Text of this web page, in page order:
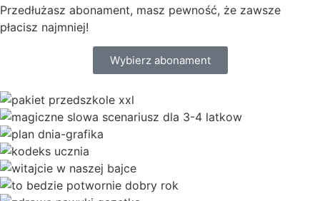
Przedłużasz abonament, masz pewność, że zawsze
płacisz najmniej!
Wybierz abonament